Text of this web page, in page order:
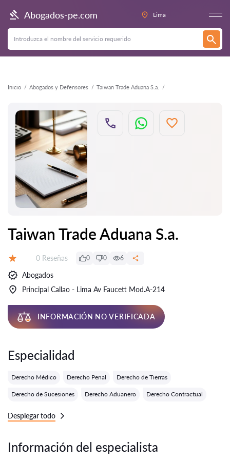
Abogados-pe.com Lima
Inicio Abogados y Defensores Taiwan Trade Aduana S.a.
Atrás
Taiwan Trade Aduana S.a.
Número de reseñas:
0 Reseñas 0 0 6
Abogados
Principal Callao - Lima Av Faucett Mod.A-214
INFORMACIÓN NO VERIFICADA
Especialidad
Derecho Médico Derecho Penal Derecho de Tierras
Derecho de Sucesiones Derecho Aduanero Derecho Contractual
Desplegar todo
Información del especialista